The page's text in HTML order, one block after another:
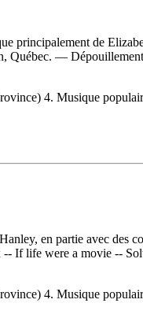
principalement de
Québec. —
4. Musique
en partie avec
-- If life were a movie --
4. Musique